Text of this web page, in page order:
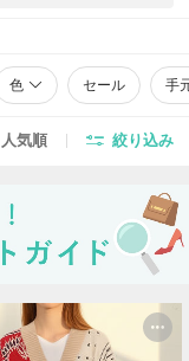
色 セール 手
人気順 絞り込み